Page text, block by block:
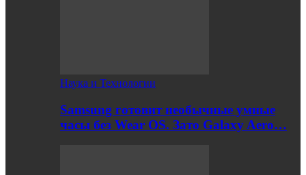
Наука и Технологии
Samsung готовит необычные умные
часы без Wear OS. Зато Galaxy Aero…